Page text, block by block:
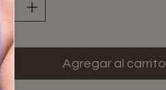
Agregar al carrito